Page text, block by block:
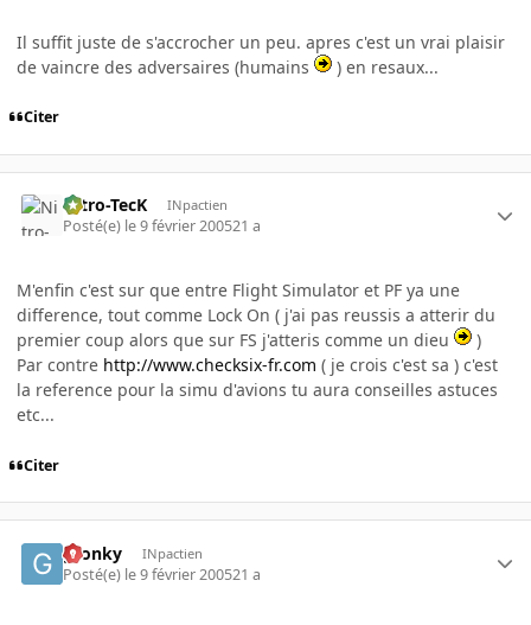
Il suffit juste de s'accrocher un peu. apres c'est un vrai plaisir
de vaincre des adversaires (humains
) en resaux...
Citer
Nitro-TecK INpactien
Posté(e) le 9 février 200521 a
M'enfin c'est sur que entre Flight Simulator et PF ya une
difference, tout comme Lock On ( j'ai pas reussis a atterir du
premier coup alors que sur FS j'atteris comme un dieu
)
Par contre http://www.checksix-fr.com ( je crois c'est sa ) c'est
la reference pour la simu d'avions tu aura conseilles astuces
etc...
Citer
gronky INpactien
Posté(e) le 9 février 200521 a